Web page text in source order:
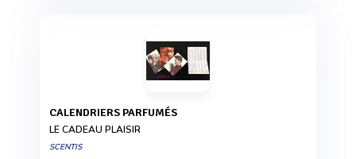
CALENDRIERS PARFUMÉS
LE CADEAU PLAISIR
SCENTIS